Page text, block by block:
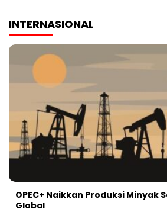
INTERNASIONAL
OPEC+ Naikkan Produksi Minyak
Global